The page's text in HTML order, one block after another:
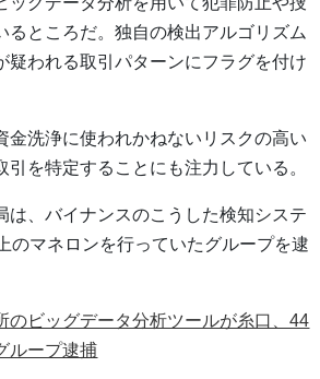
るところだ。独自の検出アルゴリズム
疑われる取引パターンにフラグを付け
金洗浄に使われかねないリスクの高い
引を特定することにも注力している。
は、バイナンスのこうした検知システ
のマネロンを行っていたグループを逮
のビッグデータ分析ツールが糸口、44
ループ逮捕